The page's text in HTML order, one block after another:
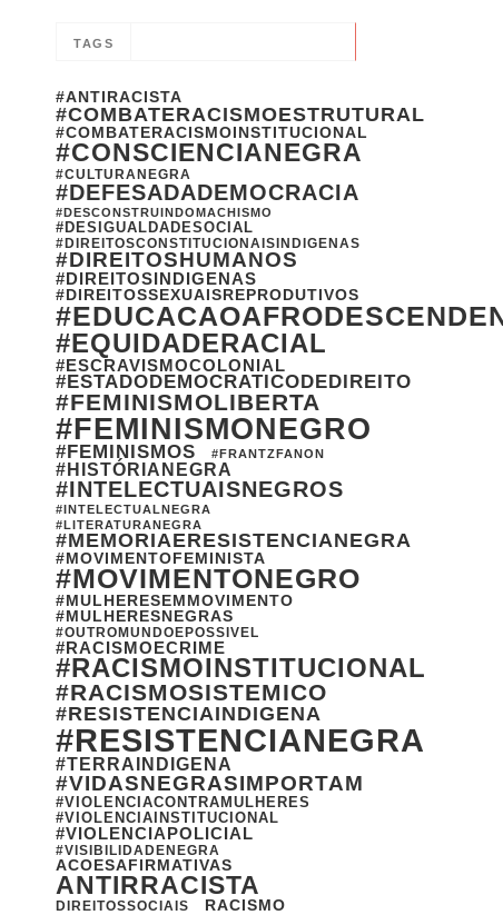
TAGS
#ANTIRACISTA
#COMBATERACISMOESTRUTURAL
#COMBATERACISMOINSTITUCIONAL
#CONSCIENCIANEGRA
#CULTURANEGRA
#DEFESADADEMOCRACIA
#DESCONSTRUINDOMACHISMO
#DESIGUALDADESOCIAL
#DIREITOSCONSTITUCIONAISINDIGENAS
#DIREITOSHUMANOS
#DIREITOSINDIGENAS
#DIREITOSSEXUAISREPRODUTIVOS
#EQUIDADERACIAL
#ESCRAVISMOCOLONIAL
#ESTADODEMOCRATICODEDIREITO
#FEMINISMOLIBERTA
#FEMINISMONEGRO
#FEMINISMOS #FRANTZFANON
#HISTÓRIANEGRA
#INTELECTUAISNEGROS
#INTELECTUALNEGRA
#LITERATURANEGRA
#MEMORIAERESISTENCIANEGRA
#MOVIMENTOFEMINISTA
#MOVIMENTONEGRO
#MULHERESEMMOVIMENTO
#MULHERESNEGRAS
#OUTROMUNDOEPOSSIVEL
#RACISMOECRIME
#RACISMOINSTITUCIONAL
#RACISMOSISTEMICO
#RESISTENCIAINDIGENA
#RESISTENCIANEGRA
#TERRAINDIGENA
#VIDASNEGRASIMPORTAM
#VIOLENCIACONTRAMULHERES
#VIOLENCIAINSTITUCIONAL
#VIOLENCIAPOLICIAL
#VISIBILIDADENEGRA
ACOESAFIRMATIVAS
ANTIRRACISTA
DIREITOSSOCIAIS RACISMO